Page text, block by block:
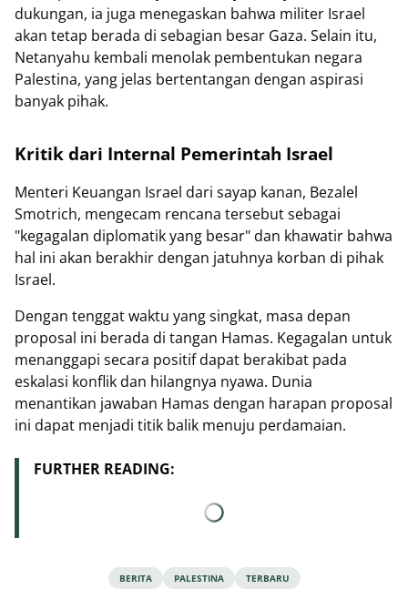
dukungan, ia juga menegaskan bahwa militer Israel
akan tetap berada di sebagian besar Gaza. Selain itu,
Netanyahu kembali menolak pembentukan negara
Palestina, yang jelas bertentangan dengan aspirasi
banyak pihak.
Kritik dari Internal Pemerintah Israel
Menteri Keuangan Israel dari sayap kanan, Bezalel
Smotrich, mengecam rencana tersebut sebagai
"kegagalan diplomatik yang besar" dan khawatir bahwa
hal ini akan berakhir dengan jatuhnya korban di pihak
Israel.
Dengan tenggat waktu yang singkat, masa depan
proposal ini berada di tangan Hamas. Kegagalan untuk
menanggapi secara positif dapat berakibat pada
eskalasi konflik dan hilangnya nyawa. Dunia
menantikan jawaban Hamas dengan harapan proposal
ini dapat menjadi titik balik menuju perdamaian.
FURTHER READING:
BERITA PALESTINA TERBARU